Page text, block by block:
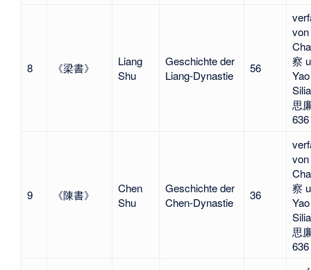
8 《梁書》
Liang
Shu
Geschichte der
Liang-Dynastie
56
察
Yao
思
636
9 《陳書》
Chen
Shu
Geschichte der
Chen-Dynastie
36
察
Yao
思
636